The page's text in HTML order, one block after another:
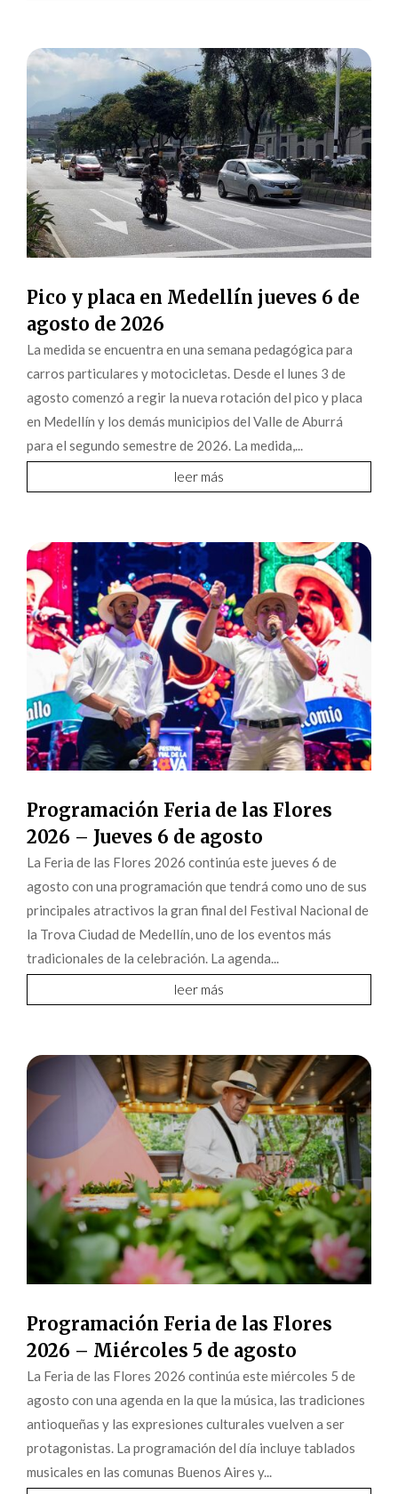
Pico y placa en Medellín jueves 6 de
agosto de 2026
La medida se encuentra en una semana pedagógica para
carros particulares y motocicletas. Desde el lunes 3 de
agosto comenzó a regir la nueva rotación del pico y placa
en Medellín y los demás municipios del Valle de Aburrá
para el segundo semestre de 2026. La medida,...
leer más
Programación Feria de las Flores
2026 – Jueves 6 de agosto
La Feria de las Flores 2026 continúa este jueves 6 de
agosto con una programación que tendrá como uno de sus
principales atractivos la gran final del Festival Nacional de
la Trova Ciudad de Medellín, uno de los eventos más
tradicionales de la celebración. La agenda...
leer más
Programación Feria de las Flores
2026 – Miércoles 5 de agosto
La Feria de las Flores 2026 continúa este miércoles 5 de
agosto con una agenda en la que la música, las tradiciones
antioqueñas y las expresiones culturales vuelven a ser
protagonistas. La programación del día incluye tablados
musicales en las comunas Buenos Aires y...